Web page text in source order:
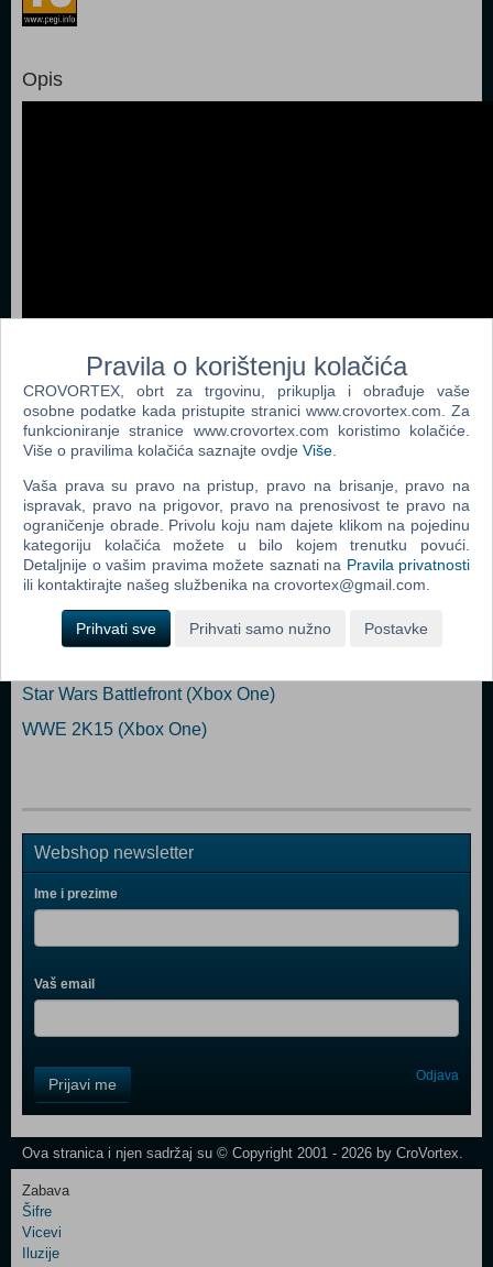
Opis
Dodaj u košaricu
Popularno
EA Sports UFC 2 (Xbox One)
Assassin's Creed Unity CD Key (Xbox One)
Grand Theft Auto V (Xbox One)
Star Wars Battlefront (Xbox One)
WWE 2K15 (Xbox One)
Webshop newsletter
Ime i prezime
Vaš email
Field
One
Control
Two
Prijavi me Odjava
Ova stranica i njen sadržaj su © Copyright 2001 - 2026 by CroVortex.
Zabava
Šifre
Vicevi
Iluzije
Pravila o korištenju kolačića
CROVORTEX, obrt za trgovinu, prikuplja i obrađuje vaše
osobne podatke kada pristupite stranici www.crovortex.com. Za
funkcioniranje stranice www.crovortex.com koristimo kolačiće.
Više o pravilima kolačića saznajte ovdje Više
Vaša prava su pravo na pristup, pravo na brisanje, pravo na
ispravak, pravo na prigovor, pravo na prenosivost te pravo na
ograničenje obrade. Privolu koju nam dajete klikom na pojedinu
kategoriju kolačića možete u bilo kojem trenutku povući.
Detaljnije o vašim pravima možete saznati na Pravila privatnosti
ili kontaktirajte našeg službenika na crovortex@gmail.com.
Prihvati sve Prihvati samo nužno Postavke